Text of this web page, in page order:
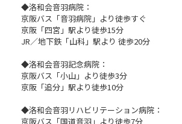
◆洛和会音羽病院：
京阪バス「音羽病院」より徒歩すぐ
京阪「四宮」駅より徒歩15分
JR／地下鉄「山科」駅より 徒歩20分
◆洛和会音羽記念病院：
京阪バス「小山」より徒歩3分
京阪「追分」駅より徒歩10分
◆洛和会音羽リハビリテーション病院：
京阪バス「国道音羽」より徒歩7分